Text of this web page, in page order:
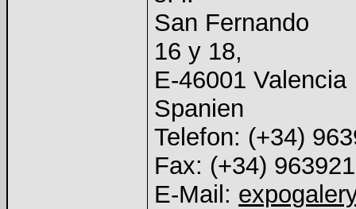
San Fernando
16 y 18,
E-46001 Valencia
Spanien
Telefon: (+34)
Fax: (+34)
E-Mail: